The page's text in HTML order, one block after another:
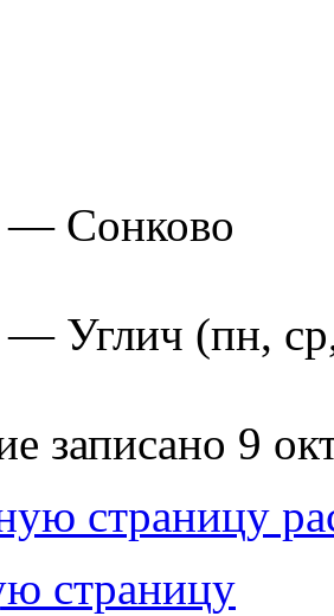
— Сонково
— Углич (пн,
записано 9
страницу
страницу